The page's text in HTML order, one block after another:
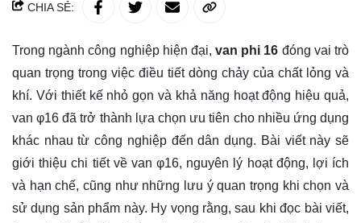
CHIA SẺ:
Trong ngành công nghiệp hiện đại,van phi 16 đóng vai trò
quan trọng trong việc điều tiết dòng chảy của chất lỏng và
khí. Với thiết kế nhỏ gọn và khả năng hoạt động hiệu quả,
van φ16 đã trở thành lựa chọn ưu tiên cho nhiều ứng dụng
khác nhau từ công nghiệp đến dân dụng. Bài viết này sẽ
giới thiệu chi tiết về van φ16, nguyên lý hoạt động, lợi ích
và hạn chế, cũng như những lưu ý quan trọng khi chọn và
sử dụng sản phẩm này. Hy vọng rằng, sau khi đọc bài viết,